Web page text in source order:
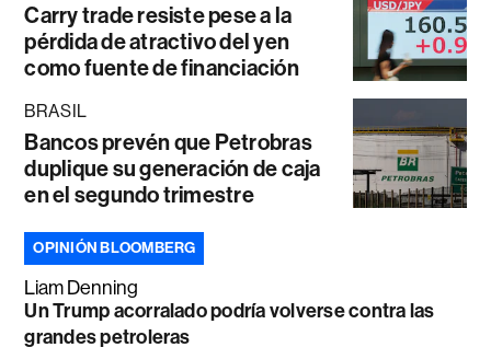
Carry trade resiste pese a la
pérdida de atractivo del yen
como fuente de financiación
BRASIL
Bancos prevén que Petrobras
duplique su generación de caja
en el segundo trimestre
OPINIÓN BLOOMBERG
Liam Denning
Un Trump acorralado podría volverse contra las
grandes petroleras